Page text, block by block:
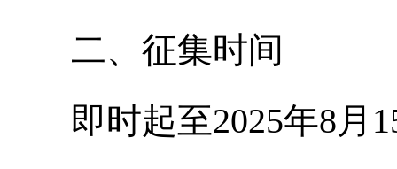
二、征集时间
即时起至2025年8月